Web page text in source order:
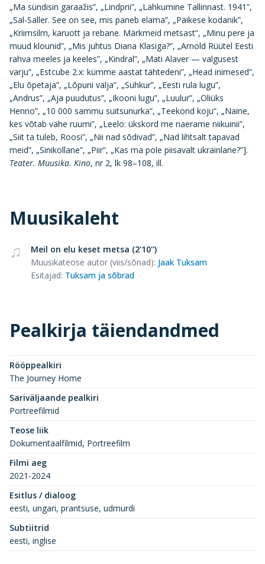
„Ma sündisin garaažis”, „Lindprii”, „Lahkumine Tallinnast. 1941”,
„Sal-Saller. See on see, mis paneb elama”, „Päikese kodanik”,
„Kriimsilm, karuott ja rebane. Märkmeid metsast”, „Minu pere ja
muud klounid”, „Mis juhtus Diana Klasiga?”, „Arnold Rüütel Eesti
rahva meeles ja keeles”, „Kindral”, „Mati Alaver — valgusest
varju”, „Estcube 2.x: kümme aastat tähtedeni”, „Head inimesed”,
„Elu õpetaja”, „Lõpuni välja”, „Suhkur”, „Eesti rula lugu”,
„Andrus”, „Aja puudutus”, „Ikooni lugu”, „Luulur”, „Oliüks
Henno”, „10 000 sammu suitsunurka”, „Teekond koju“, „Naine,
kes võtab vähe ruumi”, „Leelo: ükskord me naerame niikuinii”,
„Siit ta tuleb, Roosi”, „Nii nad sõdivad”, „Nad lihtsalt tapavad
meid”, „Sinikollane”, „Piir“, „Kas ma pole piisavalt ukrainlane?”].
Teater. Muusika. Kino, nr 2, lk 98–108, ill.
Muusikaleht
Meil on elu keset metsa (2'10'')
Muusikateose autor (viis/sõnad): Jaak Tuksam
Esitajad: Tuksam ja sõbrad
Pealkirja täiendandmed
Rööppealkiri
The Journey Home
Sariväljaande pealkiri
Portreefilmid
Teose liik
Dokumentaalfilmid, Portreefilm
Filmi aeg
2021-2024
Esitlus / dialoog
eesti, ungari, prantsuse, udmurdi
Subtiitrid
eesti, inglise